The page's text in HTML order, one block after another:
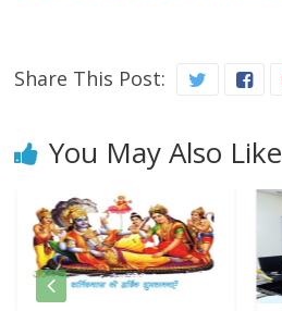
Share This Post:
You May Also Like